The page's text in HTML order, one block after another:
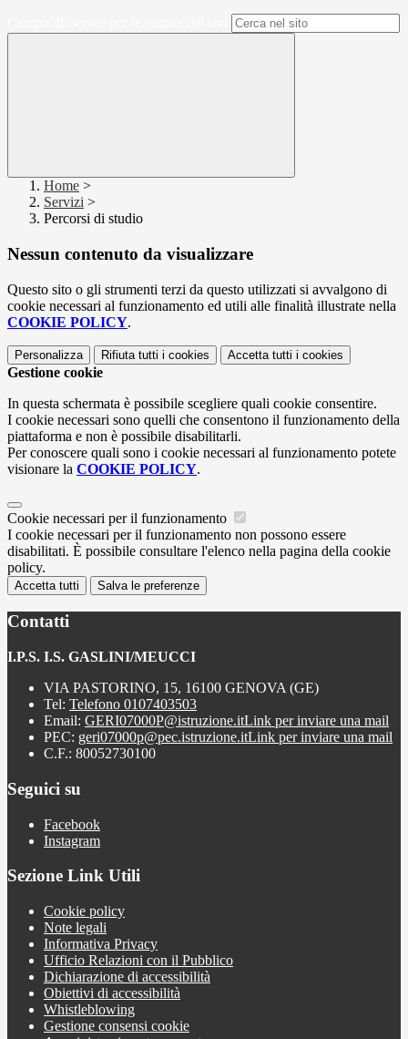
Home >
Servizi >
Percorsi di studio
Nessun contenuto da visualizzare
Questo sito o gli strumenti terzi da questo utilizzati si avvalgono di
cookie necessari al funzionamento ed utili alle finalità illustrate nella
COOKIE POLICY.
Personalizza Rifiuta tutti i cookies Accetta tutti i cookies
Gestione cookie
In questa schermata è possibile scegliere quali cookie consentire.
I cookie necessari sono quelli che consentono il funzionamento della
piattaforma e non è possibile disabilitarli.
Per conoscere quali sono i cookie necessari al funzionamento potete
visionare la COOKIE POLICY.
Cookie necessari per il funzionamento
I cookie necessari per il funzionamento non possono essere
disabilitati. È possibile consultare l'elenco nella pagina della cookie
policy.
Accetta tutti Salva le preferenze
Contatti
I.P.S. I.S. GASLINI/MEUCCI
VIA PASTORINO, 15, 16100 GENOVA (GE)
Tel: Telefono 0107403503
Email: GERI07000P@istruzione.itLink per inviare una mail
PEC: geri07000p@pec.istruzione.itLink per inviare una mail
C.F.: 80052730100
Seguici su
Facebook
Instagram
Sezione Link Utili
Cookie policy
Note legali
Informativa Privacy
Ufficio Relazioni con il Pubblico
Dichiarazione di accessibilità
Obiettivi di accessibilità
Whistleblowing
Gestione consensi cookie